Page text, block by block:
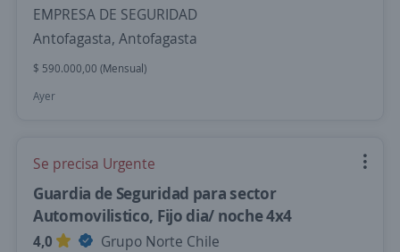
EMPRESA DE SEGURIDAD
Antofagasta, Antofagasta
$ 590.000,00 (Mensual)
Ayer
Se precisa Urgente
Guardia de Seguridad para sector
Automovilistico, Fijo dia/ noche 4x4
4,0
Grupo Norte Chile